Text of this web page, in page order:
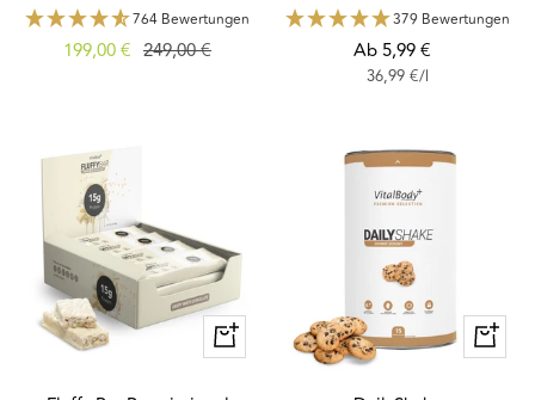
764 Bewertungen
Angebotspreis
199,00 € Regulärer
249,00 €
379 Bewertungen
Angebotspreis
Ab 5,99 €
36,99 €/l
Schnellansicht